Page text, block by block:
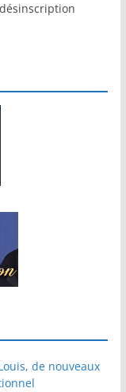
de nouveaux